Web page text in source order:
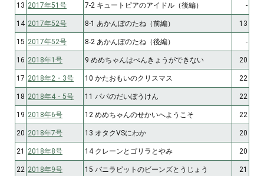
13 2017年51号 7-2 キュートピアのアイドル（後編） -
14 2017年52号 8-1 あかんぼのたね（前編） 13
15 2017年52号 8-2 あかんぼのたね（後編） -
16 2018年1号 9 めめちゃんはべんきょうができない 20
17 2018年2・3号 10 かたおもいのクリスマス 22
18 2018年4・5号 11 パパのだいぼうけん 22
19 2018年6号 12 めめちゃんのせかいへようこそ 22
20 2018年7号 13 オタクVSにわか 20
21 2018年8号 14 クレーンとゴリラとやみ 20
22 2018年9号 15 バニラビットのビーンズとうじょう 21